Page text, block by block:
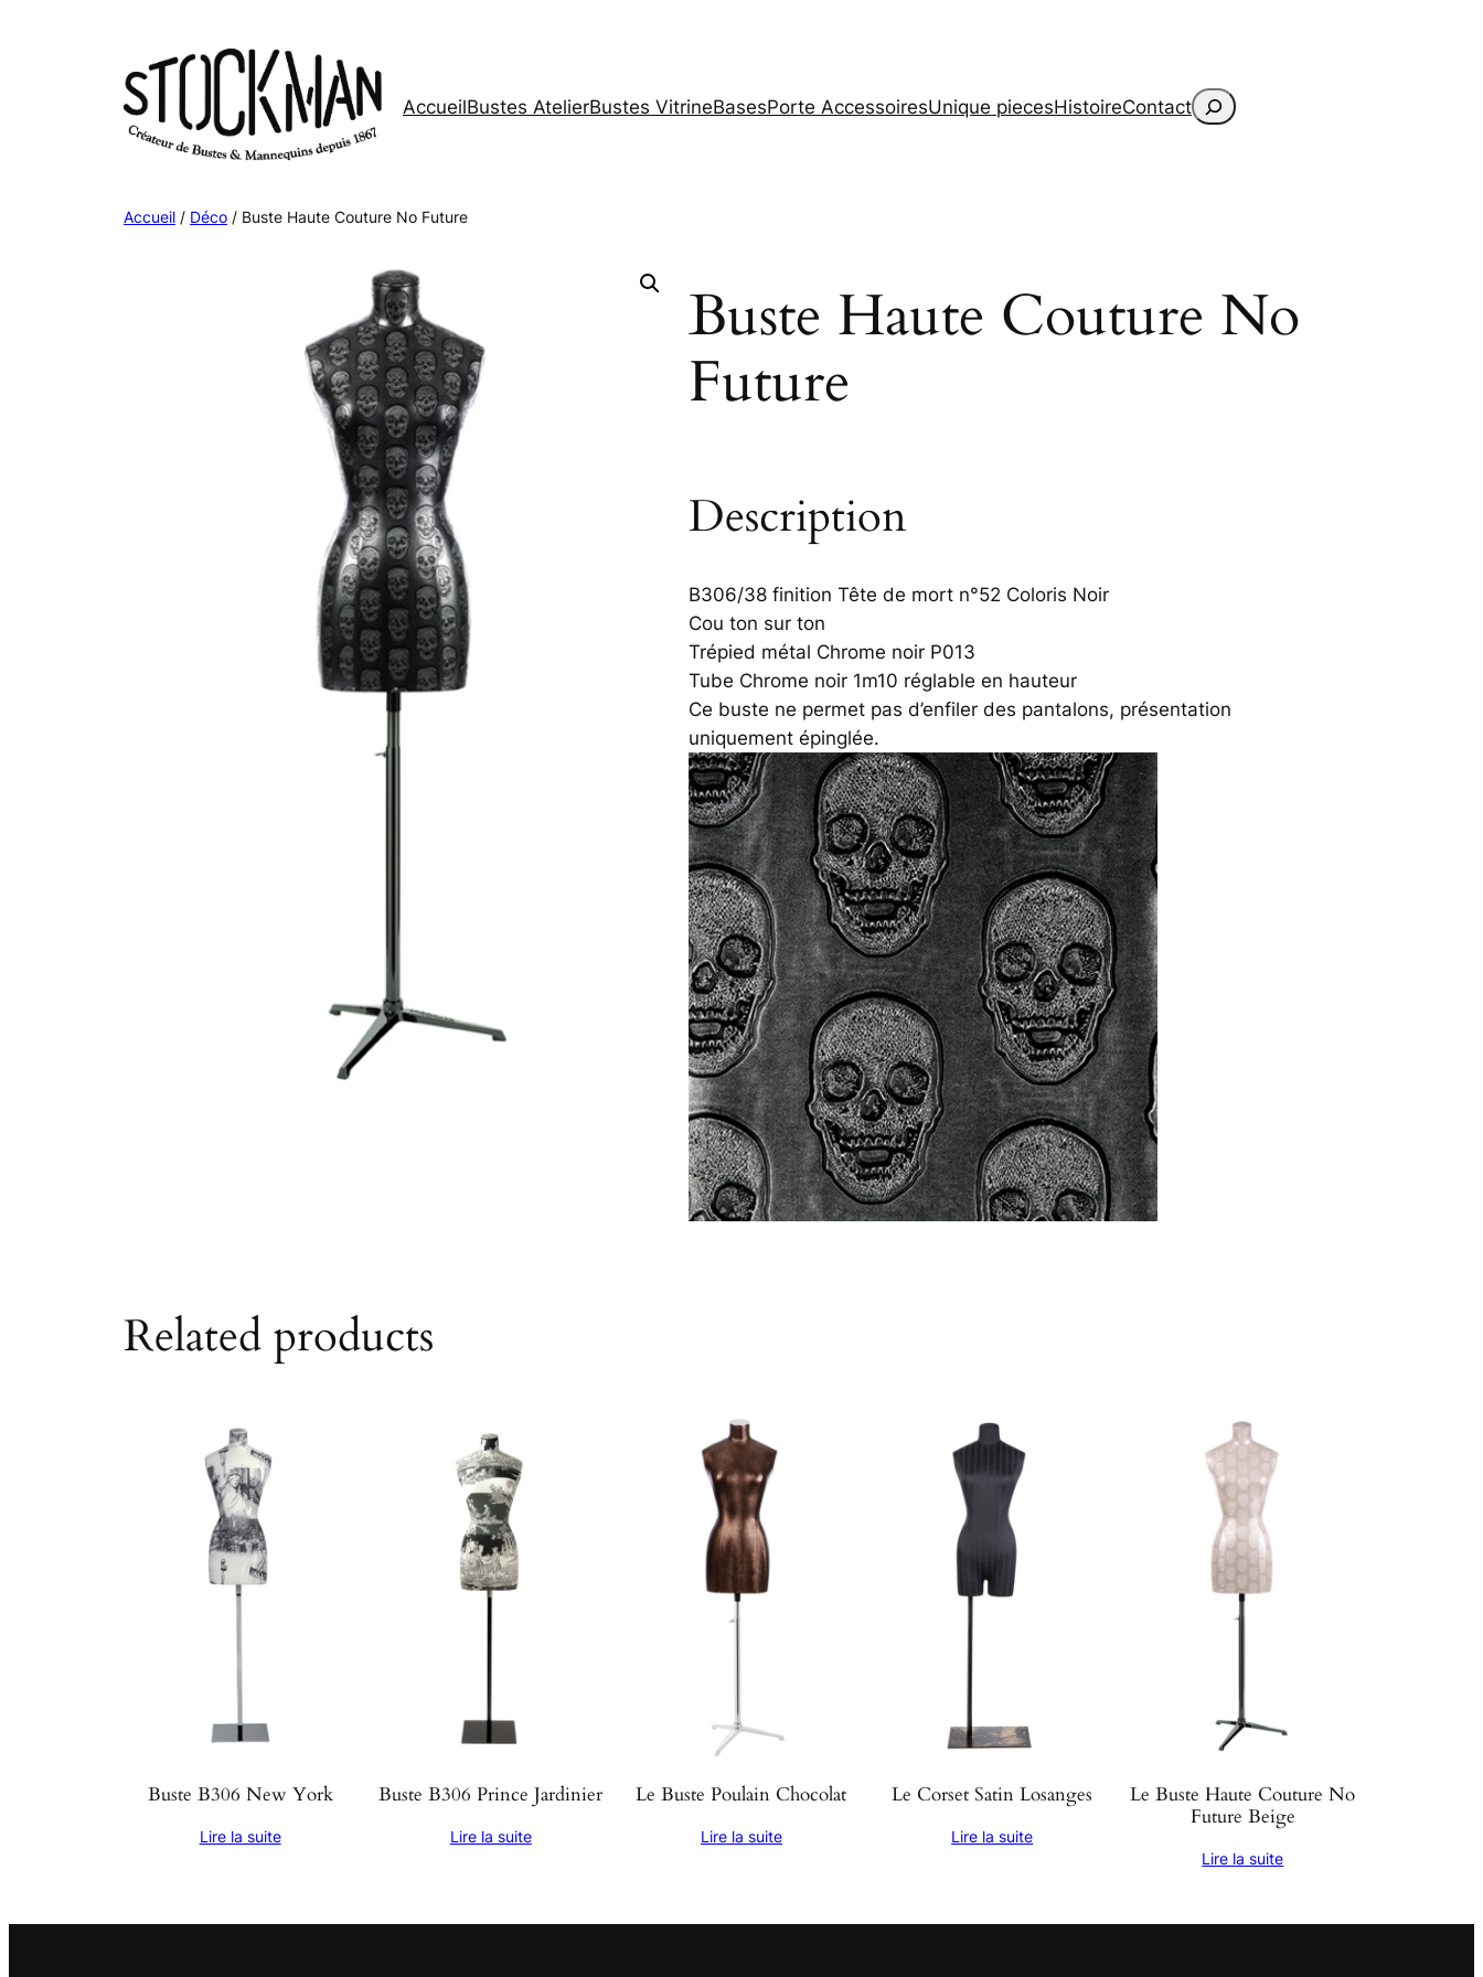
AccueilBustes AtelierBustes VitrineBasesPorte AccessoiresUnique piecesHistoireContactSearch
Accueil / Déco / Buste Haute Couture No Future
Buste Haute Couture No
Future
Description
B306/38 finition Tête de mort n°52 Coloris Noir
Cou ton sur ton
Trépied métal Chrome noir P013
Tube Chrome noir 1m10 réglable en hauteur
Ce buste ne permet pas d’enfiler des pantalons, présentation
uniquement épinglée.
Related products
Buste B306 New York
Lire la suite
Buste B306 Prince Jardinier
Lire la suite
Le Buste Poulain Chocolat
Lire la suite
Le Corset Satin Losanges
Lire la suite
Le Buste Haute Couture No
Future Beige
Lire la suite